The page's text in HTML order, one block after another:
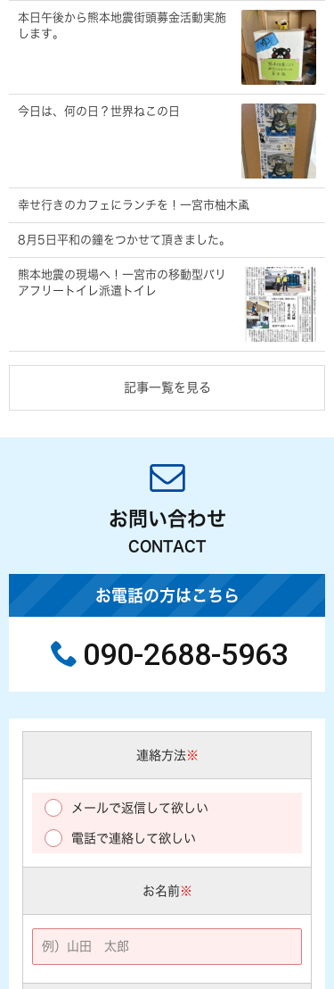
本日午後から熊本地震街頭募金活動実施
します。
今日は、何の日？世界ねこの日
幸せ行きのカフェにランチを！一宮市柚木颪
8月5日平和の鐘をつかせて頂きました。
熊本地震の現場へ！一宮市の移動型バリ
アフリートイレ派遣トイレ
記事一覧を見る
お問い合わせ
CONTACT
お電話の方はこちら
090-2688-5963
連絡方法※
メールで返信して欲しい
電話で連絡して欲しい
お名前※